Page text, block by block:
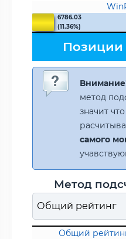
6786.03
(11.36%)
Позиции
метод
значит
самого
Метод
Общий